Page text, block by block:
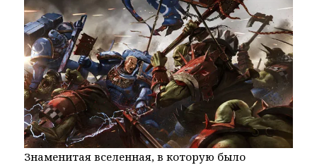
Знаменитая вселенная, в которую было